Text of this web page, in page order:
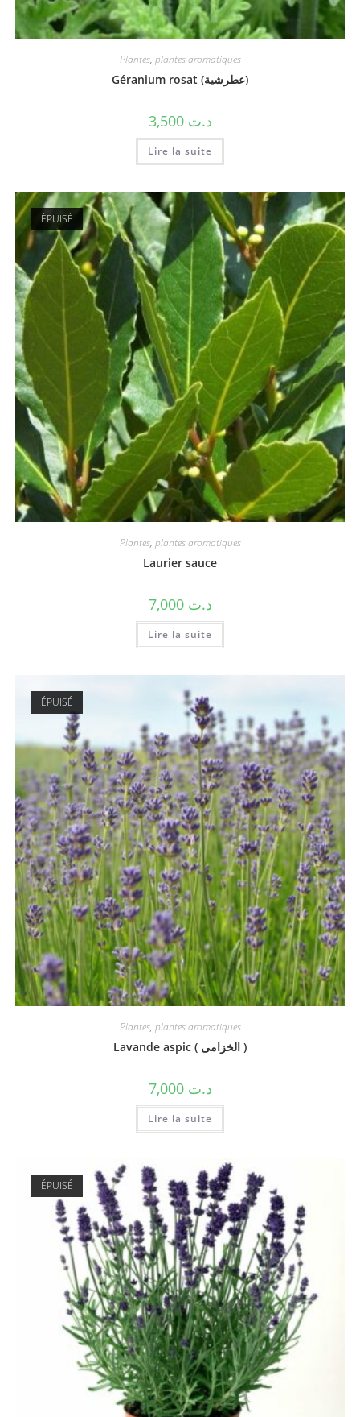
Plantes, plantes aromatiques
Géranium rosat (عطرشية)
د.ت 3,500
Lire la suite
ÉPUISÉ
Plantes, plantes aromatiques
Laurier sauce
د.ت 7,000
Lire la suite
ÉPUISÉ
Plantes, plantes aromatiques
Lavande aspic ( الخزامى )
د.ت 7,000
Lire la suite
ÉPUISÉ